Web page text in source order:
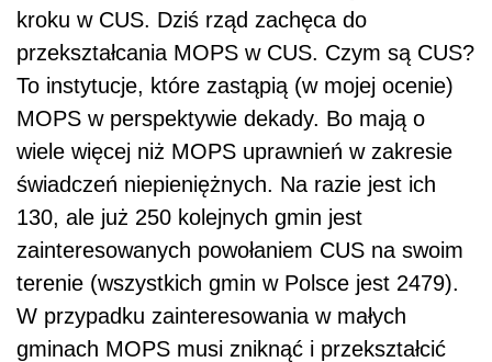
kroku w CUS. Dziś rząd zachęca do
przekształcania MOPS w CUS. Czym są CUS?
To instytucje, które zastąpią (w mojej ocenie)
MOPS w perspektywie dekady. Bo mają o
wiele więcej niż MOPS uprawnień w zakresie
świadczeń niepieniężnych. Na razie jest ich
130, ale już 250 kolejnych gmin jest
zainteresowanych powołaniem CUS na swoim
terenie (wszystkich gmin w Polsce jest 2479).
W przypadku zainteresowania w małych
gminach MOPS musi zniknąć i przekształcić